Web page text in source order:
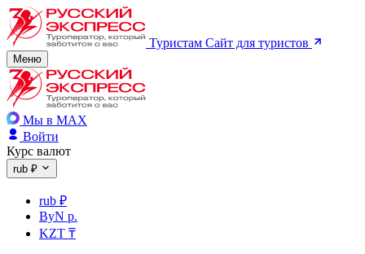
Туристам Сайт для туристов
Меню
Мы в MAX
Войти
Курс валют
rub ₽
rub ₽
ByN р.
KZT ₸